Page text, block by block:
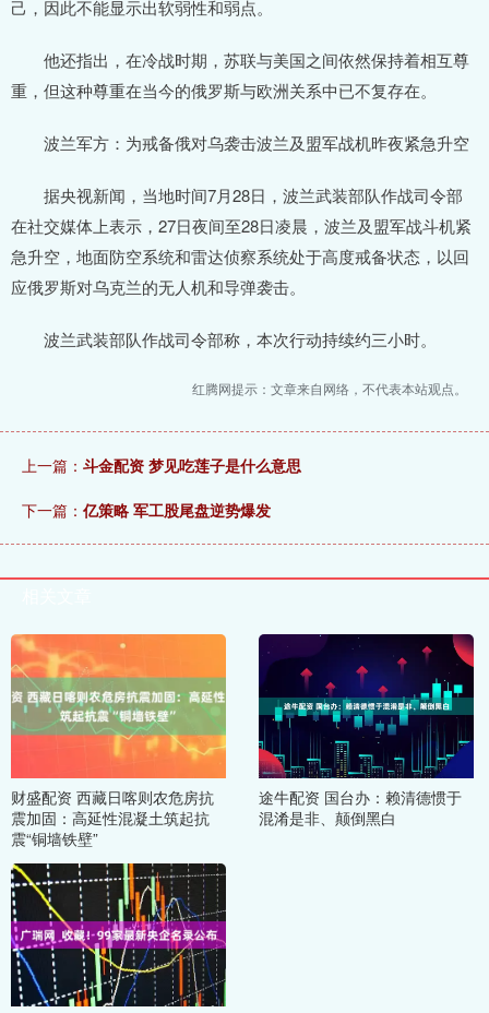
己，因此不能显示出软弱性和弱点。
他还指出，在冷战时期，苏联与美国之间依然保持着相互尊
重，但这种尊重在当今的俄罗斯与欧洲关系中已不复存在。
波兰军方：为戒备俄对乌袭击波兰及盟军战机昨夜紧急升空
据央视新闻，当地时间7月28日，波兰武装部队作战司令部
在社交媒体上表示，27日夜间至28日凌晨，波兰及盟军战斗机紧
急升空，地面防空系统和雷达侦察系统处于高度戒备状态，以回
应俄罗斯对乌克兰的无人机和导弹袭击。
波兰武装部队作战司令部称，本次行动持续约三小时。
红腾网提示：文章来自网络，不代表本站观点。
上一篇： 斗金配资 梦见吃莲子是什么意思
下一篇： 亿策略 军工股尾盘逆势爆发
财盛配资 西藏日喀则农危房抗
震加固：高延性混凝土筑起抗
震“铜墙铁壁”
途牛配资 国台办：赖清德惯于
混淆是非、颠倒黑白